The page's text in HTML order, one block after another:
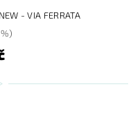
- VIA FERRATA